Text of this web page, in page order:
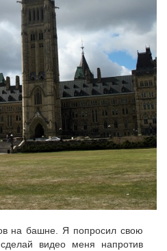
на башне. Я попросил свою
видео меня напротив